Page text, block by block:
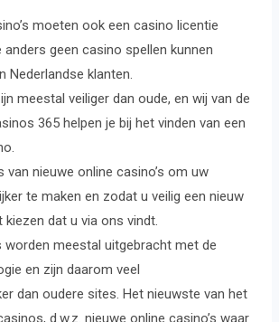
moeten ook een casino licentie
geen casino spellen kunnen
Nederlandse klanten.
meestal veiliger dan oude, en wij van de
365 helpen je bij het vinden van een
van nieuwe online casino’s om uw
te maken en zodat u veilig een nieuw
dat u via ons vindt.
worden meestal uitgebracht met de
en zijn daarom veel
dan oudere sites. Het nieuwste van het
d.w.z. nieuwe online casino’s waar